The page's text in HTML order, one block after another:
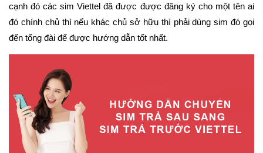
cạnh đó các sim Viettel đã được được đăng ký cho một tên ai
đó chính chủ thì nếu khác chủ sở hữu thì phải dùng sim đó gọi
đến tổng đài để được hướng dẫn tốt nhất.